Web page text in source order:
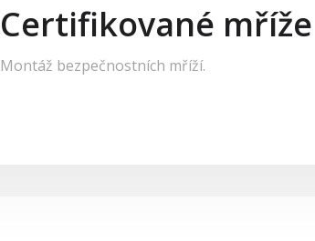
Certifikované mříže
Montáž bezpečnostních mříží.